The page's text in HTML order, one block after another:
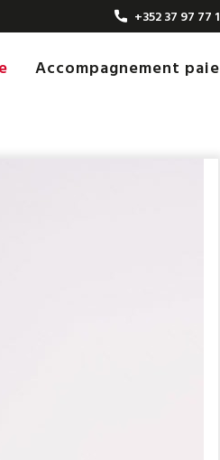
+352 37 97 77 1
Accompagnement paie